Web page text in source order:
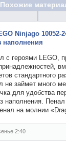
Похожие
Ninjago 10052-
наполнения
с героями LEGO,
стандартного
не займет много
для удобства
наполнения.
на молнии
2:40